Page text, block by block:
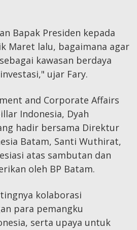
Bapak Presiden kepada
Maret lalu, bagaimana agar
kawasan berdaya
ujar Fary.
and Corporate Affairs
Indonesia, Dyah
hadir bersama Direktur
Batam, Santi Wuthirat,
atas sambutan dan
oleh BP Batam.
kolaborasi
para pemangku
serta upaya untuk